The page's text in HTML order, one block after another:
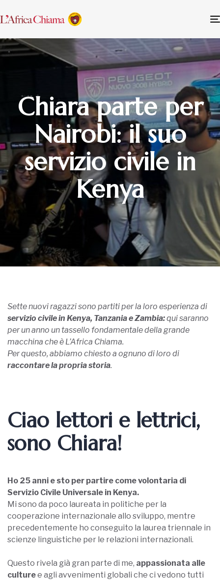
Chiara parte per
Nairobi: il suo
servizio civile in
Kenya
Sette nuovi ragazzi sono partiti per la loro esperienza di
servizio civile in Kenya, Tanzania e Zambia:qui saranno
per un anno un tassello fondamentale della grande
macchina che è L’Africa Chiama.
Per questo, abbiamo chiesto a ognuno di loro di
raccontare la propria storia.
Ciao lettori e lettrici,
sono Chiara!
Ho 25 anni e sto per partire come volontaria di
Servizio Civile Universale in Kenya.
Mi sono da poco laureata in politiche per la
cooperazione internazionale allo sviluppo, mentre
precedentemente ho conseguito la laurea triennale in
scienze linguistiche per le relazioni internazionali.
Questo rivela già gran parte di me, appassionata alle
culturee agli avvenimenti globali che ci vedono tutti